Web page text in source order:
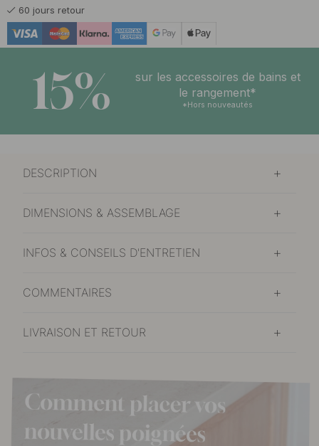
Noir mat
Plaqué nickel 15.60 €
60 jours retour
15%
sur les accessoires de bains et
le rangement*
*Hors nouveautés
DESCRIPTION
DIMENSIONS & ASSEMBLAGE
INFOS & CONSEILS D'ENTRETIEN
COMMENTAIRES
LIVRAISON ET RETOUR